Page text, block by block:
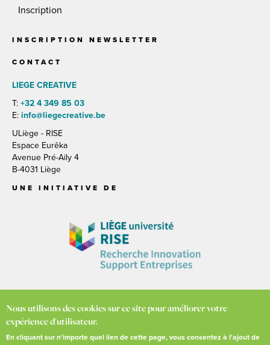
Inscription
INSCRIPTION NEWSLETTER
CONTACT
LIEGE CREATIVE
T: +32 4 349 85 03
E: info@liegecreative.be
ULiège - RISE
Espace Eurêka
Avenue Pré-Aily 4
B-4031 Liège
UNE INITIATIVE DE
AVEC LE SOUTIEN DE
Nous utilisons des cookies sur ce site pour améliorer votre
expérience d'utilisateur.
En cliquant sur n'importe quel lien de cette page, vous consentez à l'ajout de